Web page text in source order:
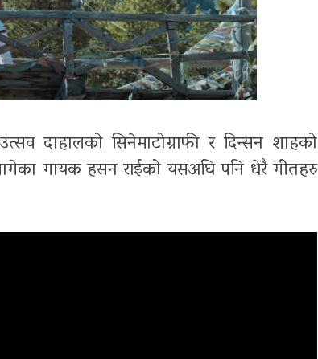
दाहालको सिनेमाटोग्राफी र दिन्सन शाहको
गायक हसन राईको यसअघि पनि धेरै गीतहरु